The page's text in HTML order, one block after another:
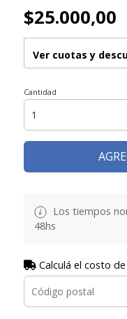
$25.000,00
Ver cuotas y
Cantidad
Los tiempos
48hs
Calculá el costo de